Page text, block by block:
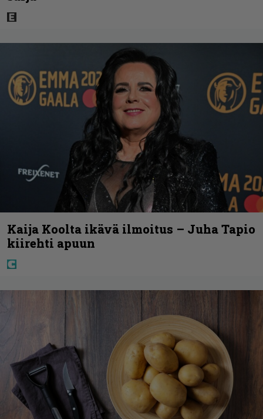
Kaija Koolta ikävä ilmoitus – Juha Tapio
kiirehti apuun